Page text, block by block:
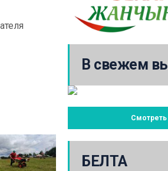
В свежем
Смотреть
БЕЛТА